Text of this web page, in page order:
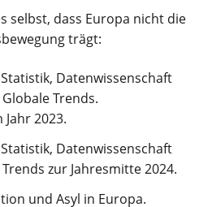
selbst, dass Europa nicht die
trägt:
Datenwissenschaft
Trends.
2023.
Datenwissenschaft
zur Jahresmitte 2024.
und Asyl in Europa.